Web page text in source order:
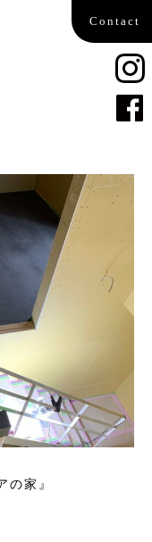
Contact
の家』